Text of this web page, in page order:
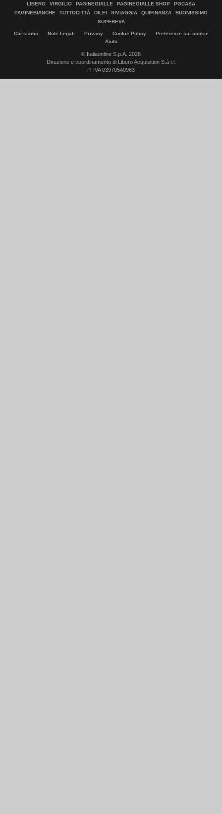
LIBERO VIRGILIO PAGINEGIALLE PAGINEGIALLE SHOP
PGCASA
PAGINEBIANCHE
TUTTOCITTÀ DILEI SIVIAGGIA QUIFINANZA
BUONISSIMO
SUPEREVA
Chi siamo Note Legali Privacy Cookie Policy
Preferenze sui cookie
Aiuto
© Italiaonline S.p.A. 2026
Direzione e coordinamento di Libero Acquisition S.á r.l.
P. IVA 03970540963